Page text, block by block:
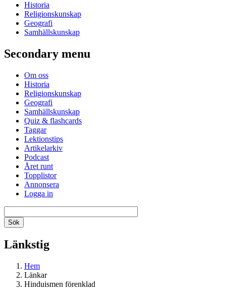
Historia
Religionskunskap
Geografi
Samhällskunskap
Secondary menu
Om oss
Historia
Religionskunskap
Geografi
Samhällskunskap
Quiz & flashcards
Taggar
Lektionstips
Artikelarkiv
Podcast
Året runt
Topplistor
Annonsera
Logga in
Länkstig
Hem
Länkar
Hinduismen förenklad